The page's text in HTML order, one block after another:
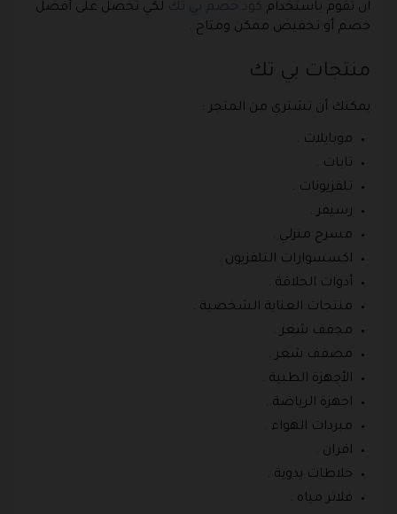
ان تقوم باستخدام كود خصم بي تك لكي تحصل على أفضل
خصم أو تخفيض ممكن ومتاح .
منتجات بي تك
يمكنك أن تشتري من المتجر :
موبايلات .
تابات .
تلفزيونات .
رسيفر .
مسرح منزلي .
اكسسوارات التلفزيون .
أدوات الحلاقة .
منتجات العناية الشخصية .
مجفف شعر .
مصفف شعر .
الأجهزة الطبية .
اجهزة الرياضة .
مبردات الهواء .
افران .
خلاطات يدوية .
فلاتر مياه .